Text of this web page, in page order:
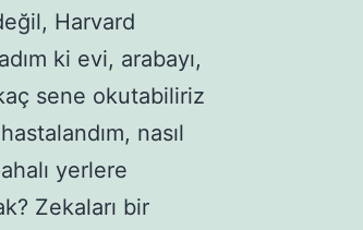
Harvard
ki evi, arabayı,
sene okutabiliriz
nasıl
yerlere
Zekaları bir